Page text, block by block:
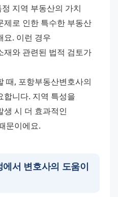
지역 부동산의 가치
제로 인한 특수한 부동산
요. 이런 경우
재와 관련된 법적 검토가
때, 포항부동산변호사의
합니다. 지역 특성을
생 시 더 효과적인
문이에요.
서 변호사의 도움이